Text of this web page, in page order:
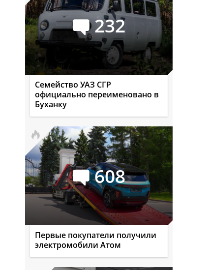
232
Семейство УАЗ СГР
официально переименовано в
Буханку
608
Первые покупатели получили
электромобили Атом